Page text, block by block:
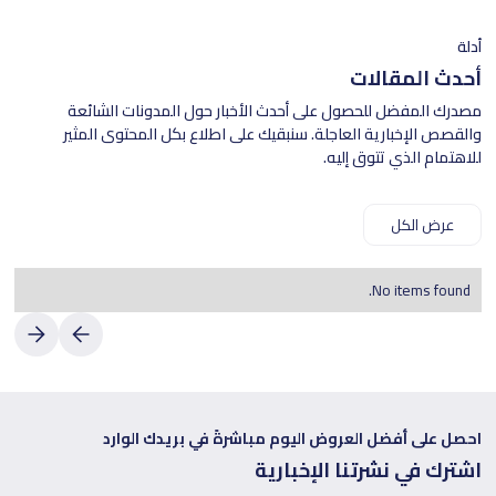
أدلة
أحدث المقالات
مصدرك المفضل للحصول على أحدث الأخبار حول المدونات الشائعة
والقصص الإخبارية العاجلة. سنبقيك على اطلاع بكل المحتوى المثير
للاهتمام الذي تتوق إليه.
عرض الكل
No items found.
احصل على أفضل العروض اليوم مباشرةً في بريدك الوارد
اشترك في نشرتنا الإخبارية